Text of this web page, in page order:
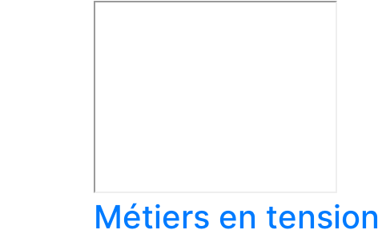
Métiers en tension